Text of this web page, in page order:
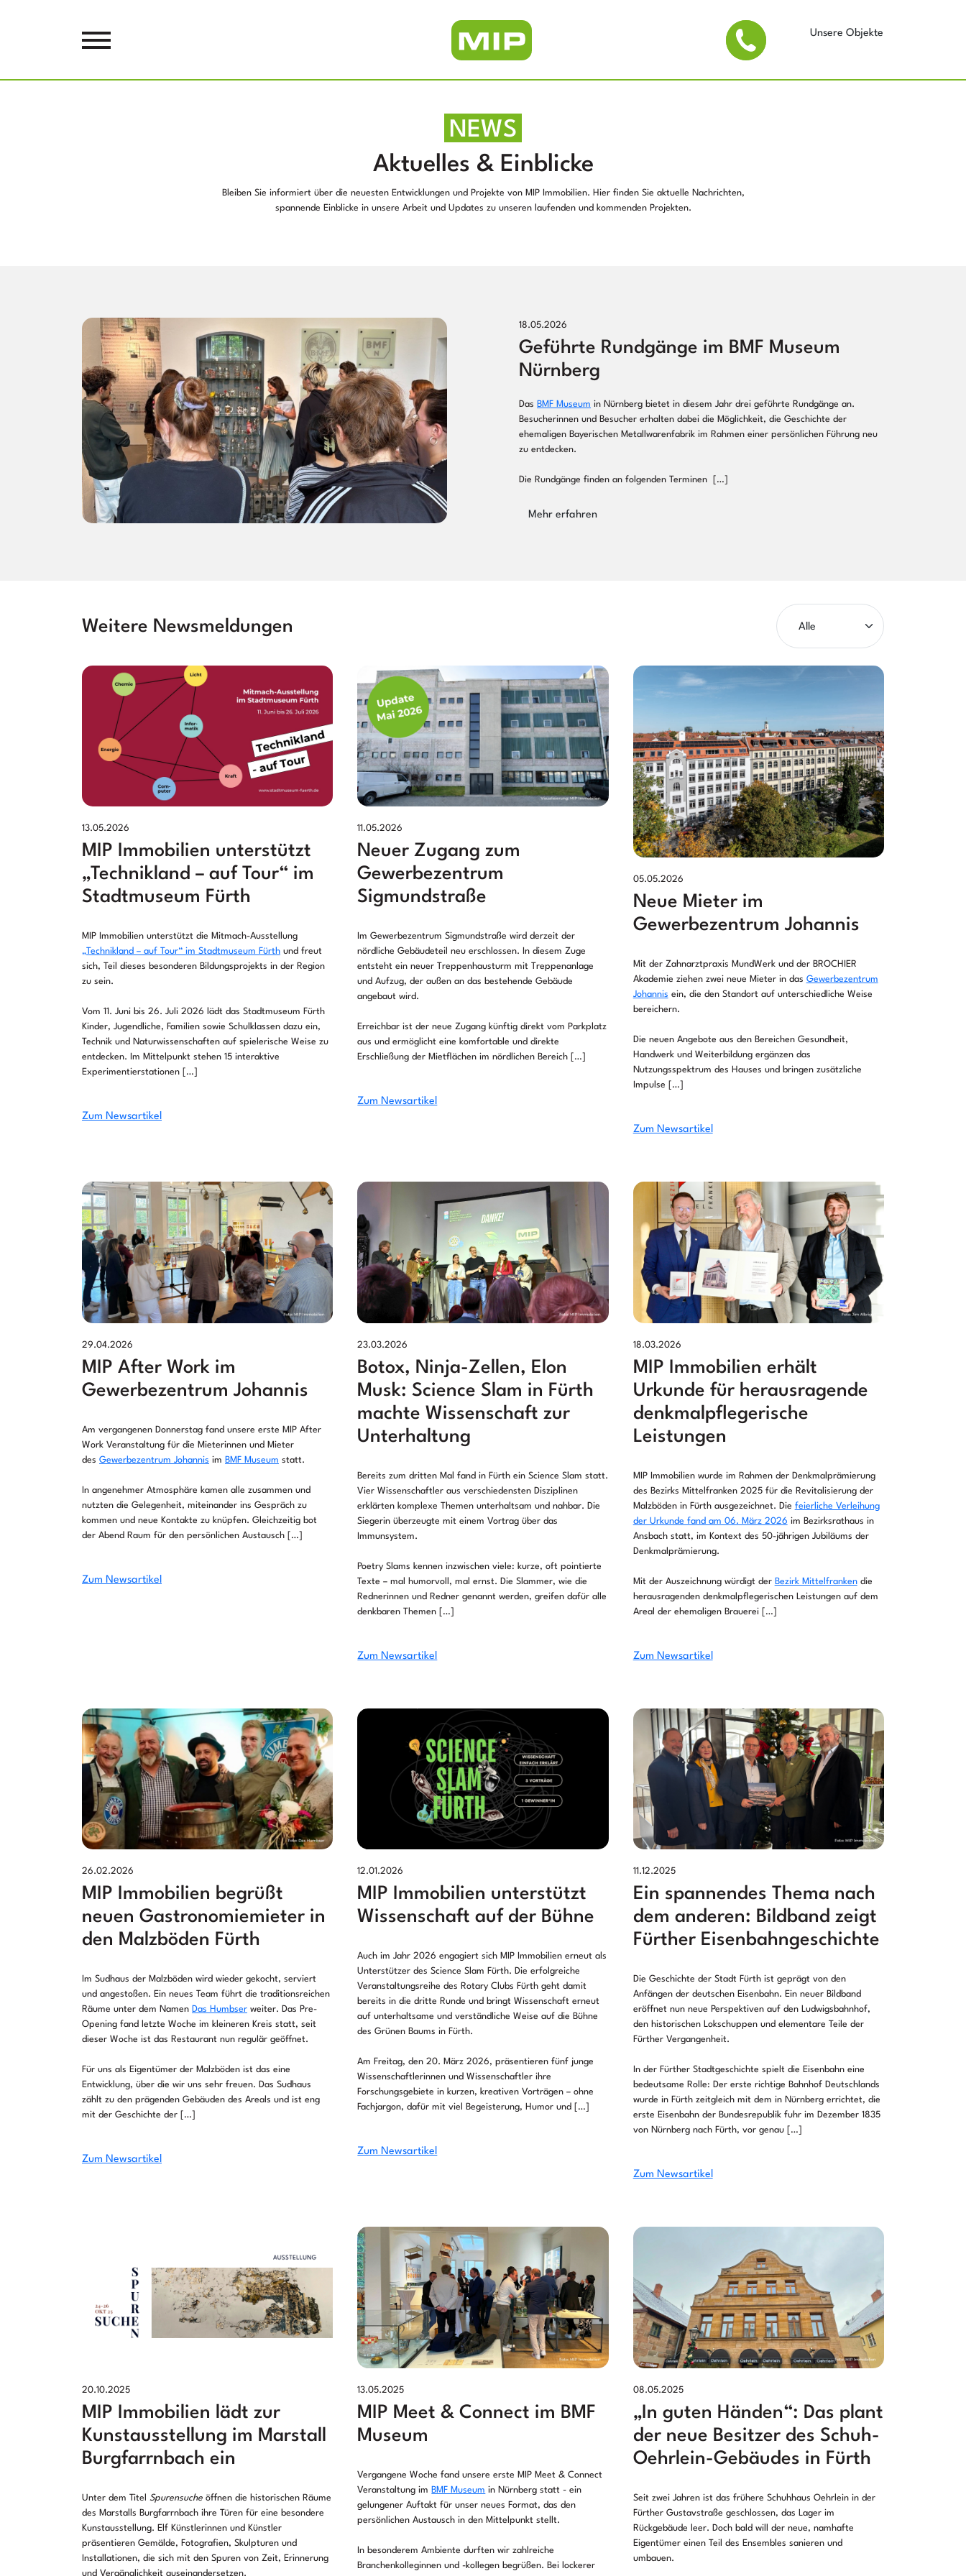
Unsere Objekte
NEWS
Aktuelles & Einblicke
Bleiben Sie informiert über die neuesten Entwicklungen und Projekte von MIP Immobilien. Hier finden Sie aktuelle Nachrichten,
spannende Einblicke in unsere Arbeit und Updates zu unseren laufenden und kommenden Projekten.
18.05.2026
Geführte Rundgänge im BMF Museum
Nürnberg
Das BMF Museum in Nürnberg bietet in diesem Jahr drei geführte Rundgänge an.
Besucherinnen und Besucher erhalten dabei die Möglichkeit, die Geschichte der
ehemaligen Bayerischen Metallwarenfabrik im Rahmen einer persönlichen Führung neu
zu entdecken.
Die Rundgänge finden an folgenden Terminen […]
Mehr erfahren
Weitere Newsmeldungen
13.05.2026
MIP Immobilien unterstützt
„Technikland – auf Tour“ im
Stadtmuseum Fürth
MIP Immobilien unterstützt die Mitmach-Ausstellung
„Technikland – auf Tour“ im Stadtmuseum Fürth und freut
sich, Teil dieses besonderen Bildungsprojekts in der Region
zu sein.
Vom 11. Juni bis 26. Juli 2026 lädt das Stadtmuseum Fürth
Kinder, Jugendliche, Familien sowie Schulklassen dazu ein,
Technik und Naturwissenschaften auf spielerische Weise zu
entdecken. Im Mittelpunkt stehen 15 interaktive
Experimentierstationen […]
Zum Newsartikel
11.05.2026
Neuer Zugang zum
Gewerbezentrum
Sigmundstraße
Im Gewerbezentrum Sigmundstraße wird derzeit der
nördliche Gebäudeteil neu erschlossen. In diesem Zuge
entsteht ein neuer Treppenhausturm mit Treppenanlage
und Aufzug, der außen an das bestehende Gebäude
angebaut wird.
Erreichbar ist der neue Zugang künftig direkt vom Parkplatz
aus und ermöglicht eine komfortable und direkte
Erschließung der Mietflächen im nördlichen Bereich […]
Zum Newsartikel
05.05.2026
Neue Mieter im
Gewerbezentrum Johannis
Mit der Zahnarztpraxis MundWerk und der BROCHIER
Akademie ziehen zwei neue Mieter in das Gewerbezentrum
Johannis ein, die den Standort auf unterschiedliche Weise
bereichern.
Die neuen Angebote aus den Bereichen Gesundheit,
Handwerk und Weiterbildung ergänzen das
Nutzungsspektrum des Hauses und bringen zusätzliche
Impulse […]
Zum Newsartikel
29.04.2026
MIP After Work im
Gewerbezentrum Johannis
Am vergangenen Donnerstag fand unsere erste MIP After
Work Veranstaltung für die Mieterinnen und Mieter
des Gewerbezentrum Johannis im BMF Museum statt.
In angenehmer Atmosphäre kamen alle zusammen und
nutzten die Gelegenheit, miteinander ins Gespräch zu
kommen und neue Kontakte zu knüpfen. Gleichzeitig bot
der Abend Raum für den persönlichen Austausch […]
Zum Newsartikel
23.03.2026
Botox, Ninja-Zellen, Elon
Musk: Science Slam in Fürth
machte Wissenschaft zur
Unterhaltung
Bereits zum dritten Mal fand in Fürth ein Science Slam statt.
Vier Wissenschaftler aus verschiedensten Disziplinen
erklärten komplexe Themen unterhaltsam und nahbar. Die
Siegerin überzeugte mit einem Vortrag über das
Immunsystem.
Poetry Slams kennen inzwischen viele: kurze, oft pointierte
Texte – mal humorvoll, mal ernst. Die Slammer, wie die
Rednerinnen und Redner genannt werden, greifen dafür alle
denkbaren Themen […]
Zum Newsartikel
18.03.2026
MIP Immobilien erhält
Urkunde für herausragende
denkmalpflegerische
Leistungen
MIP Immobilien wurde im Rahmen der Denkmalprämierung
des Bezirks Mittelfranken 2025 für die Revitalisierung der
Malzböden in Fürth ausgezeichnet. Die feierliche Verleihung
der Urkunde fand am 06. März 2026 im Bezirksrathaus in
Ansbach statt, im Kontext des 50-jährigen Jubiläums der
Denkmalprämierung.
Mit der Auszeichnung würdigt der Bezirk Mittelfrankendie
herausragenden denkmalpflegerischen Leistungen auf dem
Areal der ehemaligen Brauerei […]
Zum Newsartikel
26.02.2026
MIP Immobilien begrüßt
neuen Gastronomiemieter in
den Malzböden Fürth
Im Sudhaus der Malzböden wird wieder gekocht, serviert
und angestoßen. Ein neues Team führt die traditionsreichen
Räume unter dem Namen Das Humbser weiter. Das Pre-
Opening fand letzte Woche im kleineren Kreis statt, seit
dieser Woche ist das Restaurant nun regulär geöffnet.
Für uns als Eigentümer der Malzböden ist das eine
Entwicklung, über die wir uns sehr freuen. Das Sudhaus
zählt zu den prägenden Gebäuden des Areals und ist eng
mit der Geschichte der […]
Zum Newsartikel
12.01.2026
MIP Immobilien unterstützt
Wissenschaft auf der Bühne
Auch im Jahr 2026 engagiert sich MIP Immobilien erneut als
Unterstützer des Science Slam Fürth. Die erfolgreiche
Veranstaltungsreihe des Rotary Clubs Fürth geht damit
bereits in die dritte Runde und bringt Wissenschaft erneut
auf unterhaltsame und verständliche Weise auf die Bühne
des Grünen Baums in Fürth.
Am Freitag, den 20. März 2026, präsentieren fünf junge
Wissenschaftlerinnen und Wissenschaftler ihre
Forschungsgebiete in kurzen, kreativen Vorträgen – ohne
Fachjargon, dafür mit viel Begeisterung, Humor und […]
Zum Newsartikel
11.12.2025
Ein spannendes Thema nach
dem anderen: Bildband zeigt
Fürther Eisenbahngeschichte
Die Geschichte der Stadt Fürth ist geprägt von den
Anfängen der deutschen Eisenbahn. Ein neuer Bildband
eröffnet nun neue Perspektiven auf den Ludwigsbahnhof,
den historischen Lokschuppen und elementare Teile der
Fürther Vergangenheit.
In der Fürther Stadtgeschichte spielt die Eisenbahn eine
bedeutsame Rolle: Der erste richtige Bahnhof Deutschlands
wurde in Fürth zeitgleich mit dem in Nürnberg errichtet, die
erste Eisenbahn der Bundesrepublik fuhr im Dezember 1835
von Nürnberg nach Fürth, vor genau […]
Zum Newsartikel
20.10.2025
MIP Immobilien lädt zur
Kunstausstellung im Marstall
Burgfarrnbach ein
Unter dem Titel Spurensuche öffnen die historischen Räume
des Marstalls Burgfarrnbach ihre Türen für eine besondere
Kunstausstellung. Elf Künstlerinnen und Künstler
präsentieren Gemälde, Fotografien, Skulpturen und
Installationen, die sich mit den Spuren von Zeit, Erinnerung
und Vergänglichkeit auseinandersetzen.
13.05.2025
MIP Meet & Connect im BMF
Museum
Vergangene Woche fand unsere erste MIP Meet & Connect
Veranstaltung im BMF Museum in Nürnberg statt - ein
gelungener Auftakt für unser neues Format, das den
persönlichen Austausch in den Mittelpunkt stellt.
In besonderem Ambiente durften wir zahlreiche
Branchenkolleginnen und -kollegen begrüßen. Bei lockerer
08.05.2025
„In guten Händen“: Das plant
der neue Besitzer des Schuh-
Oehrlein-Gebäudes in Fürth
Seit zwei Jahren ist das frühere Schuhhaus Oehrlein in der
Fürther Gustavstraße geschlossen, das Lager im
Rückgebäude leer. Doch bald will der neue, namhafte
Eigentümer einen Teil des Ensembles sanieren und
umbauen.